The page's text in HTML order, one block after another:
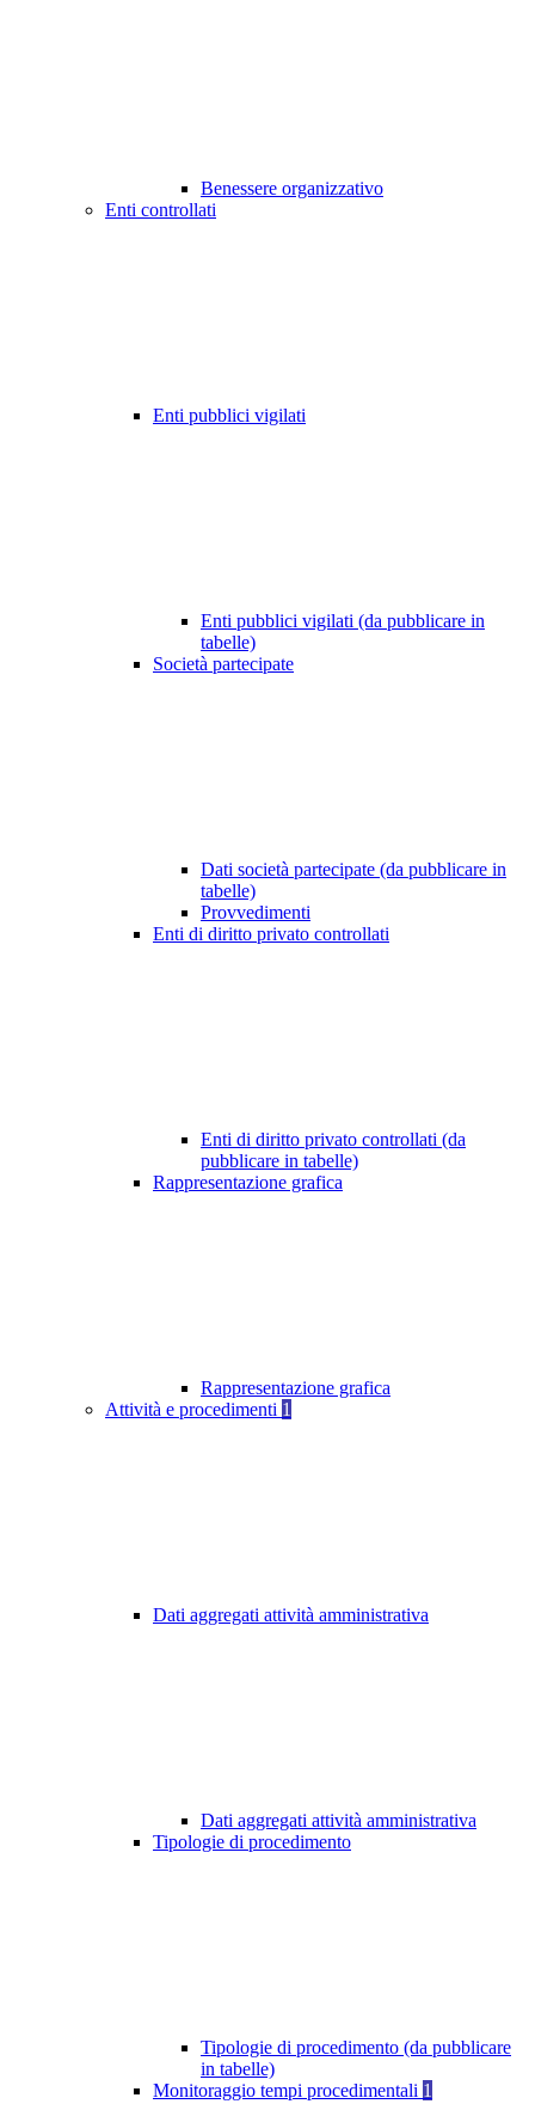
Benessere organizzativo
Enti controllati
Enti pubblici vigilati
Enti pubblici vigilati (da pubblicare in
tabelle)
Società partecipate
Dati società partecipate (da pubblicare in
tabelle)
Provvedimenti
Enti di diritto privato controllati
Enti di diritto privato controllati (da
pubblicare in tabelle)
Rappresentazione grafica
Rappresentazione grafica
Attività e procedimenti 1
Dati aggregati attività amministrativa
Dati aggregati attività amministrativa
Tipologie di procedimento
Tipologie di procedimento (da pubblicare
in tabelle)
Monitoraggio tempi procedimentali 1